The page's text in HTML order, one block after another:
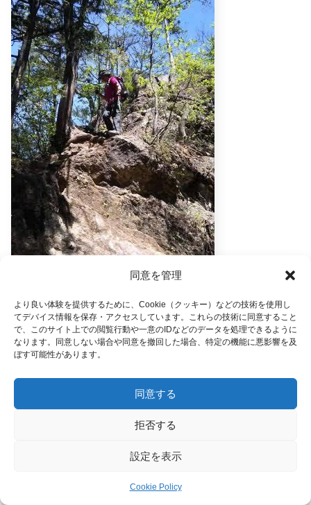
同意を管理
より良い体験を提供するために、Cookie（クッキー）などの技術を使用し
てデバイス情報を保存・アクセスしています。これらの技術に同意すること
で、このサイト上での閲覧行動や一意のIDなどのデータを処理できるように
なります。同意しない場合や同意を撤回した場合、特定の機能に悪影響を及
ぼす可能性があります。
同意する
拒否する
設定を表示
Cookie Policy
降りる時に滑った汗
経験者には楽々な岩場
見た目は怖そうに見えるかもですが、慣れている人には楽々ですよ
岩場は主人も私も大好きだから、楽しくて楽しくてルンルン。(^0^)
ここを登ってしまえば、尾根に上がって平坦な道が続きます。